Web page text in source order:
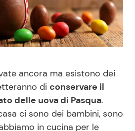
Cucina e Ricette
Consigli di Cucina
Dolci
Le Ricette in TV
ancora ma esistono dei
di conservare il
delle uova di Pasqua.
ci sono dei bambini, sono
in cucina per le